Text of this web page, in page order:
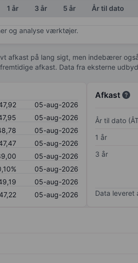
1 år 3 år 5 år År til dato
og analyse værktøjer.
afkast på lang sigt, men indebærer
afkast. Data fra eksterne
05-aug-2026
05-aug-2026
05-aug-2026
05-aug-2026
05-aug-2026
05-aug-2026
05-aug-2026
05-aug-2026
Afkast
År til dato
1 år
3 år
Data leveret